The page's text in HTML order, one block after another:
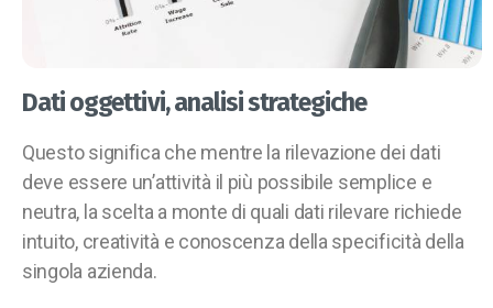
Dati oggettivi, analisi strategiche
Questo significa che mentre la rilevazione dei dati
deve essere un’attività il più possibile semplice e
neutra, la scelta a monte di quali dati rilevare richiede
intuito, creatività e conoscenza della specificità della
singola azienda.